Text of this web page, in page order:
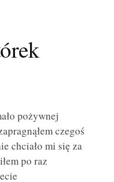
pożywnej
czegoś
chciało mi się za
po raz